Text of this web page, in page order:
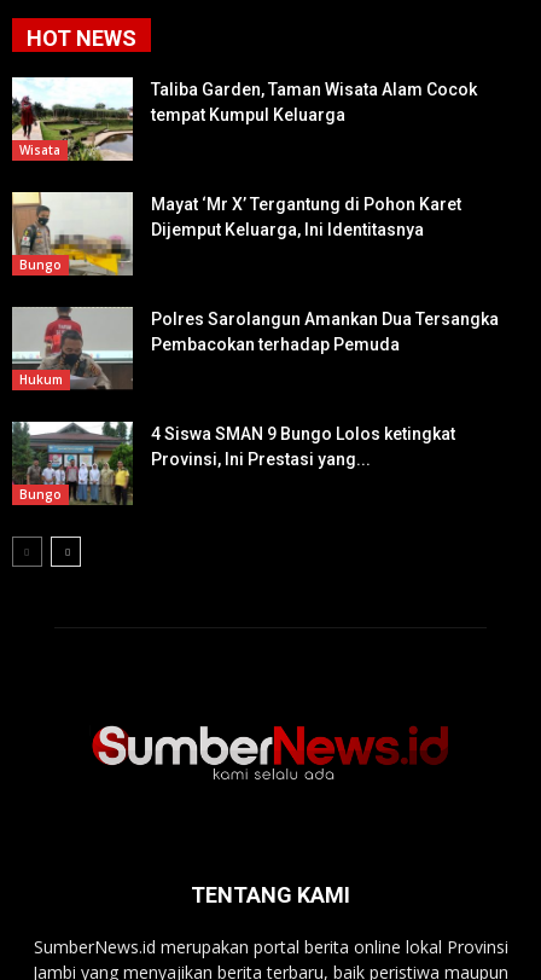
HOT NEWS
Wisata
Taliba Garden, Taman Wisata Alam Cocok
tempat Kumpul Keluarga
Bungo
Mayat ‘Mr X’ Tergantung di Pohon Karet
Dijemput Keluarga, Ini Identitasnya
Hukum
Polres Sarolangun Amankan Dua Tersangka
Pembacokan terhadap Pemuda
Bungo
4 Siswa SMAN 9 Bungo Lolos ketingkat
Provinsi, Ini Prestasi yang...
TENTANG KAMI
SumberNews.id merupakan portal berita online lokal Provinsi
Jambi yang menyajikan berita terbaru, baik peristiwa maupun